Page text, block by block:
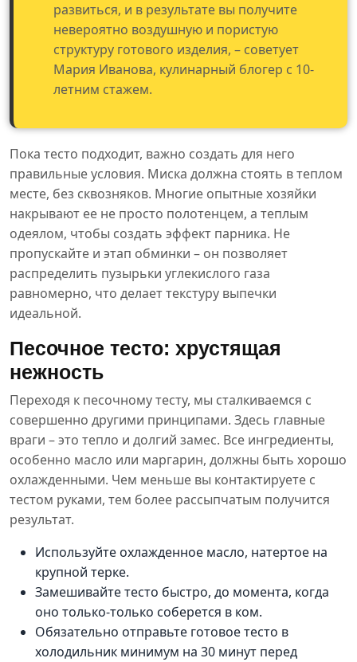
развиться, и в результате вы получите
невероятно воздушную и пористую
структуру готового изделия, – советует
Мария Иванова, кулинарный блогер с 10-
летним стажем.
Пока тесто подходит, важно создать для него
правильные условия. Миска должна стоять в теплом
месте, без сквозняков. Многие опытные хозяйки
накрывают ее не просто полотенцем, а теплым
одеялом, чтобы создать эффект парника. Не
пропускайте и этап обминки – он позволяет
распределить пузырьки углекислого газа
равномерно, что делает текстуру выпечки
идеальной.
Песочное тесто: хрустящая
нежность
Переходя к песочному тесту, мы сталкиваемся с
совершенно другими принципами. Здесь главные
враги – это тепло и долгий замес. Все ингредиенты,
особенно масло или маргарин, должны быть хорошо
охлажденными. Чем меньше вы контактируете с
тестом руками, тем более рассыпчатым получится
результат.
Используйте охлажденное масло, натертое на
крупной терке.
Замешивайте тесто быстро, до момента, когда
оно только-только соберется в ком.
Обязательно отправьте готовое тесто в
холодильник минимум на 30 минут перед